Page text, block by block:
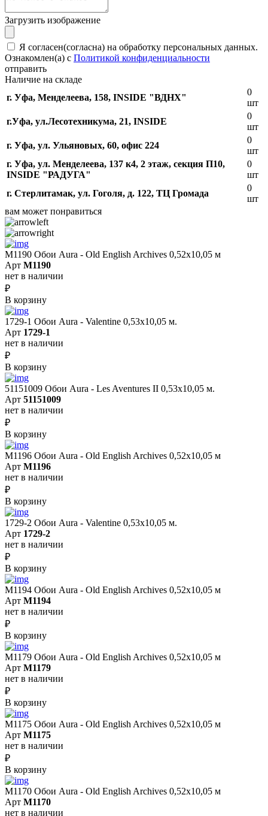
Загрузить изображение
Я согласен(согласна) на обработку персональных данных.
Ознакомлен(а) с Политикой конфиденциальности
отправить
Наличие на складе
г. Уфа, Менделеева, 158, INSIDE "ВДНХ"
0
шт
г.Уфа, ​ул.Лесотехникума, 21, INSIDE
0
шт
г. Уфа, ул. Ульяновых, 60, офис 224
0
шт
г. Уфа, ул. Менделеева, 137 к4, ​2 этаж, секция П10,
INSIDE "РАДУГА"
0
шт
г. Стерлитамак, ул. Гоголя, д. 122, ТЦ Громада
0
шт
вам может понравиться
M1190 Обои Aura - Old English Archives 0,52x10,05 м
Арт M1190
нет в наличии
₽
В корзину
1729-1 Обои Aura - Valentine 0,53х10,05 м.
Арт 1729-1
нет в наличии
₽
В корзину
51151009 Обои Aura - Les Aventures II 0,53х10,05 м.
Арт 51151009
нет в наличии
₽
В корзину
M1196 Обои Aura - Old English Archives 0,52x10,05 м
Арт M1196
нет в наличии
₽
В корзину
1729-2 Обои Aura - Valentine 0,53х10,05 м.
Арт 1729-2
нет в наличии
₽
В корзину
M1194 Обои Aura - Old English Archives 0,52x10,05 м
Арт M1194
нет в наличии
₽
В корзину
M1179 Обои Aura - Old English Archives 0,52x10,05 м
Арт M1179
нет в наличии
₽
В корзину
M1175 Обои Aura - Old English Archives 0,52x10,05 м
Арт M1175
нет в наличии
₽
В корзину
M1170 Обои Aura - Old English Archives 0,52x10,05 м
Арт M1170
нет в наличии